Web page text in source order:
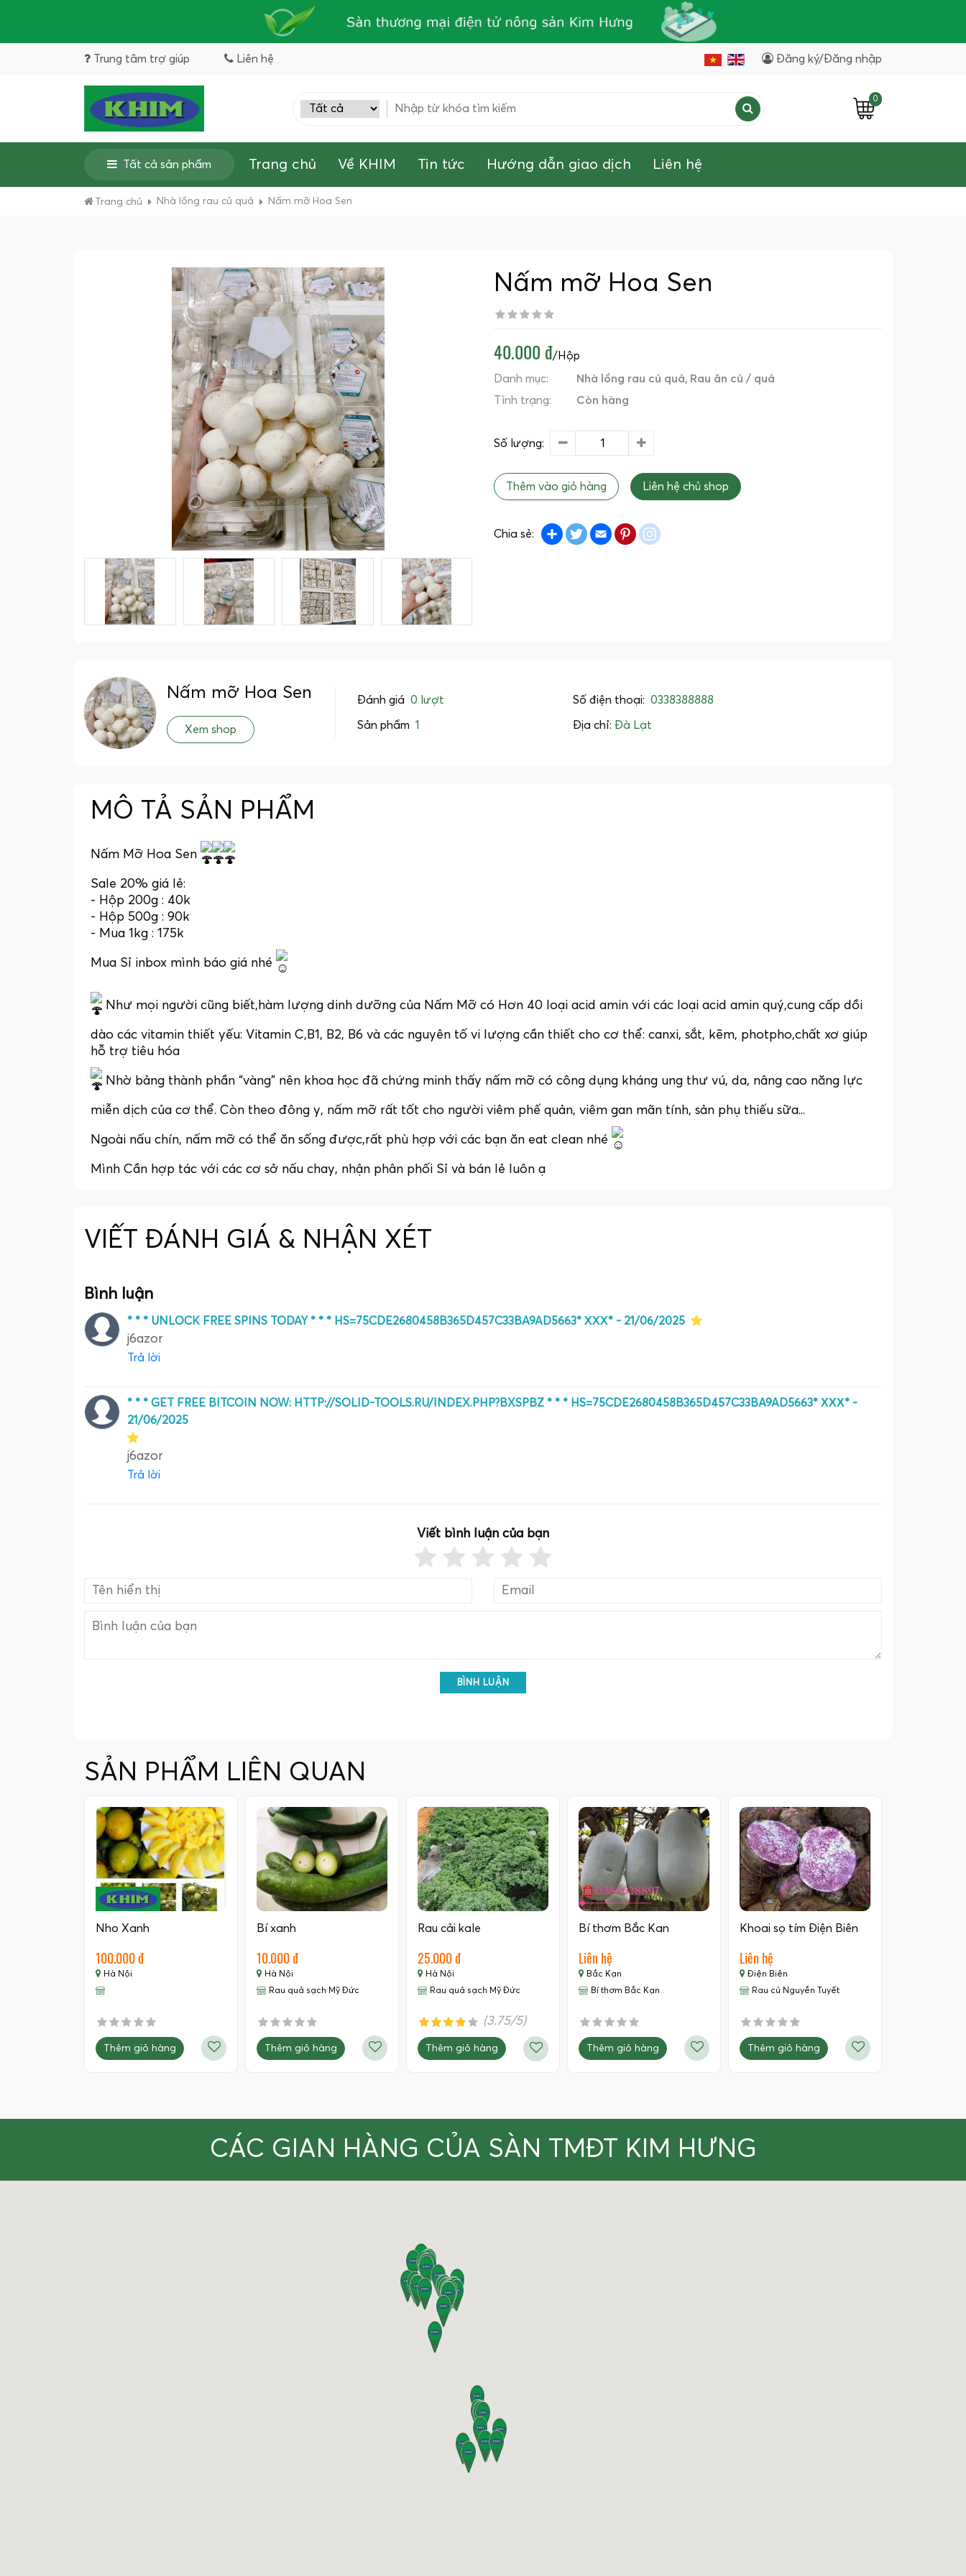
Trung tâm trợ giúp Liên hệ Đăng ký/Đăng nhập
0
Tất cả sản phẩm Trang chủ Về KHIM Tin tức Hướng dẫn giao dịch Liên hệ
Trang chủ Nhà lồng rau củ quả Nấm mỡ Hoa Sen
Nấm mỡ Hoa Sen
40.000 đ/Hộp
Danh mục:
Nhà lồng rau củ quả
Rau ăn củ / quả
Tình trạng:
Còn hàng
Số lượng:
Thêm vào giỏ hàng Liên hệ chủ shop
Chia sẻ: ShareTwitterEmailPinterest
Nấm mỡ Hoa Sen
Xem shop
Đánh giá 0 lượt Số điện thoại: 0338388888
Sản phẩm 1 Địa chỉ: Đà Lạt
MÔ TẢ SẢN PHẨM
Nấm Mỡ Hoa Sen
Sale 20% giá lẻ:
- Hộp 200g : 40k
- Hộp 500g : 90k
- Mua 1kg : 175k
Mua Sỉ inbox mình báo giá nhé
Như mọi người cũng biết,hàm lượng dinh dưỡng của Nấm Mỡ có Hơn 40 loại acid amin với các loại acid amin quý,cung cấp dồi
dào các vitamin thiết yếu: Vitamin C,B1, B2, B6 và các nguyên tố vi lượng cần thiết cho cơ thể: canxi, sắt, kẽm, photpho,chất xơ giúp
hỗ trợ tiêu hóa
Nhờ bảng thành phần “vàng” nên khoa học đã chứng minh thấy nấm mỡ có công dụng kháng ung thư vú, da, nâng cao năng lực
miễn dịch của cơ thể. Còn theo đông y, nấm mỡ rất tốt cho người viêm phế quản, viêm gan mãn tính, sản phụ thiếu sữa...
Ngoài nấu chín, nấm mỡ có thể ăn sống được,rất phù hợp với các bạn ăn eat clean nhé
Mình Cần hợp tác với các cơ sở nấu chay, nhận phân phối Sỉ và bán lẻ luôn ạ
VIẾT ĐÁNH GIÁ & NHẬN XÉT
Bình luận
* * * UNLOCK FREE SPINS TODAY* * * HS=75CDE2680458B365D457C33BA9AD5663* ХХХ* - 21/06/2025
j6azor
Trả lời
* * * GET FREE BITCOIN NOW: HTTP://SOLID-TOOLS.RU/INDEX.PHP?BXSPBZ * * * HS=75CDE2680458B365D457C33BA9AD5663* ХХХ* -
21/06/2025
j6azor
Trả lời
Viết bình luận của bạn
BÌNH LUẬN
SẢN PHẨM LIÊN QUAN
Nho Xanh
100.000 đ
Hà Nội
Thêm giỏ hàng
Bí xanh
10.000 đ
Hà Nội
Rau quả sạch Mỹ Đức
Thêm giỏ hàng
Rau cải kale
25.000 đ
Hà Nội
Rau quả sạch Mỹ Đức
(3.75/5)
Thêm giỏ hàng
Bí thơm Bắc Kan
Liên hệ
Bắc Kạn
Bí thơm Bắc Kạn
Thêm giỏ hàng
Khoai sọ tím Điện Biên
Liên hệ
Điện Biên
Rau củ Nguyễn Tuyết
Thêm giỏ hàng
CÁC GIAN HÀNG CỦA SÀN TMĐT KIM HƯNG